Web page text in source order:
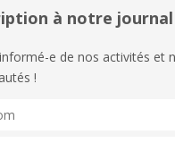
à notre journal
e de nos activités et
!